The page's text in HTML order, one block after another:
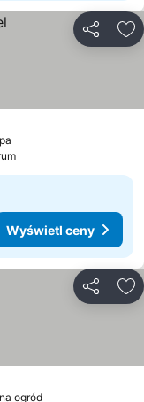
Wyświetl ceny
ogród